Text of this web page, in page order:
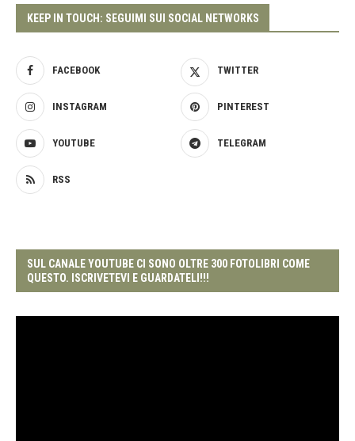
KEEP IN TOUCH: SEGUIMI SUI SOCIAL NETWORKS
FACEBOOK TWITTER
INSTAGRAM PINTEREST
YOUTUBE TELEGRAM
RSS
SUL CANALE YOUTUBE CI SONO OLTRE 300 FOTOLIBRI COME
QUESTO. ISCRIVETEVI E GUARDATELI!!!